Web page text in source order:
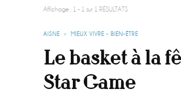
Affichage : 1 - 1 sur 1 RÉSULTATS
AISNE MIEUX VIVRE - BIEN-ÊTRE
Le basket à la
Star Game